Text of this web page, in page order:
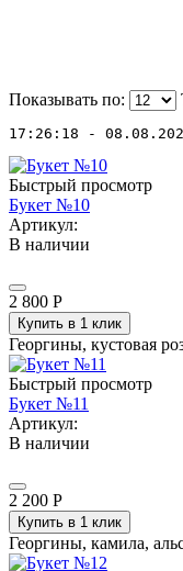
Показывать по:
17:26:18 -
Быстрый просмотр
Букет №10
Артикул:
В наличии
2 800 Р
Купить в 1 клик
Георгины, кустовая
Быстрый просмотр
Букет №11
Артикул:
В наличии
2 200 Р
Купить в 1 клик
Георгины, камила,